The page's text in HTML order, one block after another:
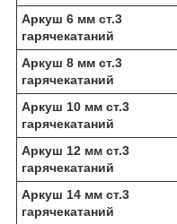
Аркуш 6 мм ст.3
гарячекатаний
Аркуш 8 мм ст.3
гарячекатаний
Аркуш 10 мм ст.3
гарячекатаний
Аркуш 12 мм ст.3
гарячекатаний
Аркуш 14 мм ст.3
гарячекатаний